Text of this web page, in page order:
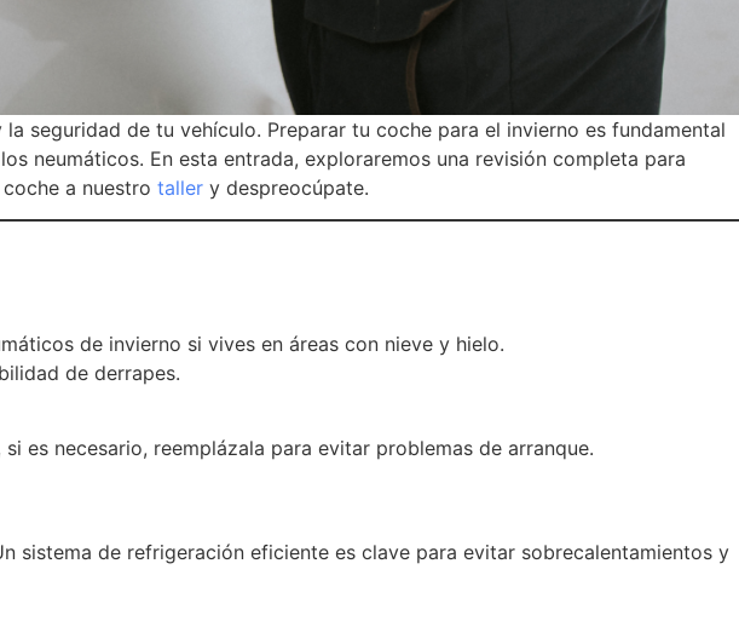
seguridad de tu vehículo. Preparar tu coche para el invierno es fundamental
neumáticos. En esta entrada, exploraremos una revisión completa para
a nuestro taller y despreocúpate.
de invierno si vives en áreas con nieve y hielo.
de derrapes.
es necesario, reemplázala para evitar problemas de arranque.
sistema de refrigeración eficiente es clave para evitar sobrecalentamientos y